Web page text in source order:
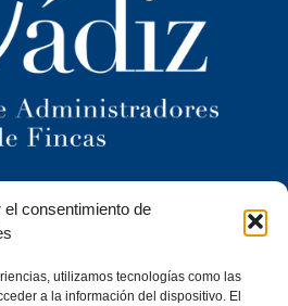
el consentimiento de
utilizamos tecnologías como las
a la información del dispositivo. El
Territorial
de Fincas
de Cádiz y
11402 Jerez de la Frontera (Cádiz)